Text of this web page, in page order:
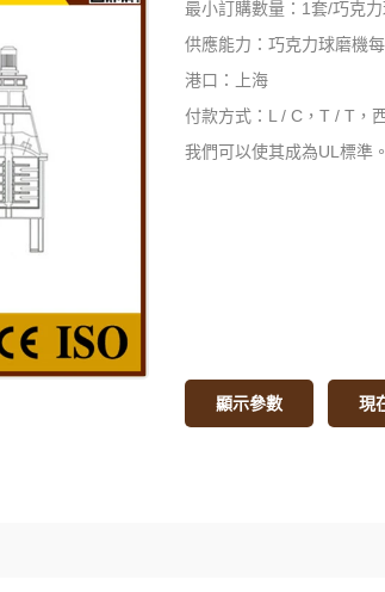
最小訂購數量：1套/巧克
供應能力：巧克力球磨機
港口：上海
付款方式：L / C，T / T，
我們可以使其成為UL標準。
顯示參數 現